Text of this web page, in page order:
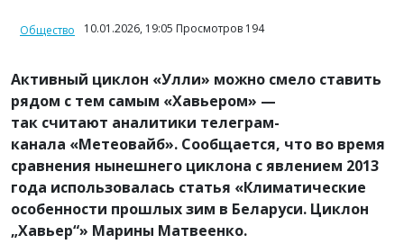
Общество 10.01.2026, 19:05 Просмотров 194
Активный циклон «Улли» можно смело ставить
рядом с тем самым «Хавьером» —
так считают аналитики телеграм-
канала «Метеовайб». Сообщается, что во время
сравнения нынешнего циклона с явлением 2013
года использовалась статья «Климатические
особенности прошлых зим в Беларуси. Циклон
„Хавьер“» Марины Матвеенко.